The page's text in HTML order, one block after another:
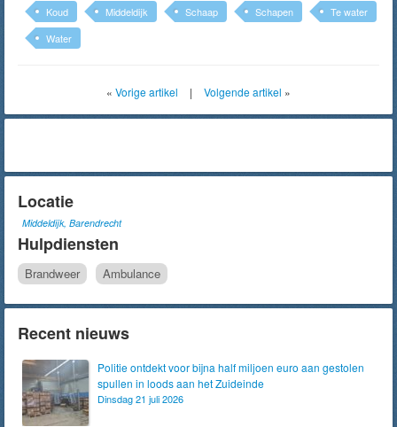
Koud
Middeldijk Schaap Schapen
Te water
Water
« Vorige artikel | Volgende artikel »
Locatie
Middeldijk, Barendrecht
Hulpdiensten
Brandweer Ambulance
Recent nieuws
Politie ontdekt voor bijna half miljoen euro aan gestolen
spullen in loods aan het Zuideinde
Dinsdag 21 juli 2026